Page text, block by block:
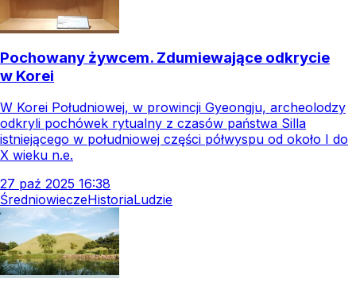
Pochowany żywcem. Zdumiewające odkrycie
w Korei
W Korei Południowej, w prowincji Gyeongju, archeolodzy
odkryli pochówek rytualny z czasów państwa Silla
istniejącego w południowej części półwyspu od około I do
X wieku n.e.
27 paź 2025 16:38
ŚredniowieczeHistoriaLudzie